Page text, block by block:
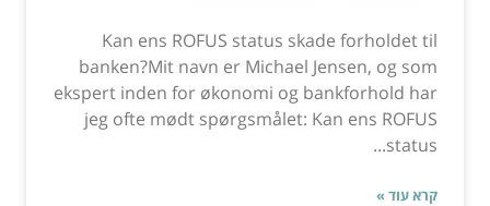
Kan ens ROFUS status skade forholdet til
banken?Mit navn er Michael Jensen, og som
ekspert inden for økonomi og bankforhold har
jeg ofte mødt spørgsmålet: Kan ens ROFUS
status...
קרא עוד »